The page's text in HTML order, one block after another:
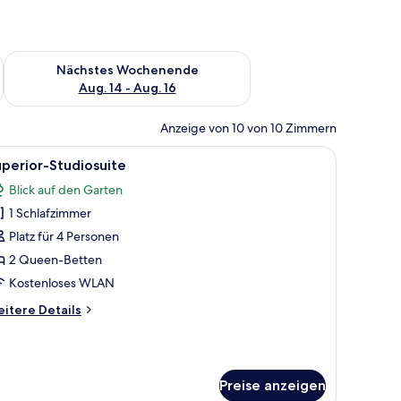
Aug. 7 - Aug. 9.
Nächstes Wochenende
Aug. 14 - Aug. 16
Überprüfe die Verfügbarkeit für nächstes Wochenende, Aug.
Anzeige von 10 von 10 Zimmern
Wand und einem Fenster mit Blick auf Grünflächen.
mit Bett, Nachttischen, einer Bank und einem Fenster mit Vorhängen.
Ein Hotelzimmer mit zwei Betten, einer
7 Studiosuite
Blick auf den Garten
1 Schlafzimmer
Platz für 4 Personen
2 Queen-Betten
Kostenloses WLAN
Details
Preise anzeigen